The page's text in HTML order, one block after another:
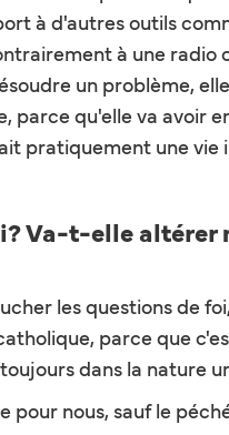
à d'autres outils
à une
un problème,
parce qu'elle va avoir
pratiquement une
Va-t-elle
les questions de
parce que
dans la nature
nous, sauf le